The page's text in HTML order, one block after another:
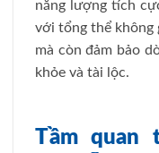
năng lượng tích
với tổng thể không
mà còn đảm bảo
khỏe và tài lộc.
Tầm quan